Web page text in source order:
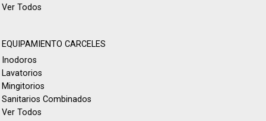
Ver Todos
EQUIPAMIENTO CARCELES
Inodoros
Lavatorios
Mingitorios
Sanitarios Combinados
Ver Todos